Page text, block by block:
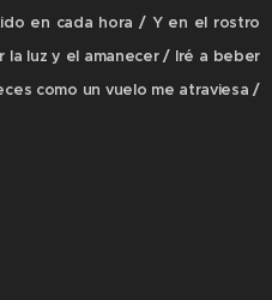
en cada hora / Y en el rostro
luz y el amanecer / Iré a beber
como un vuelo me atraviesa /